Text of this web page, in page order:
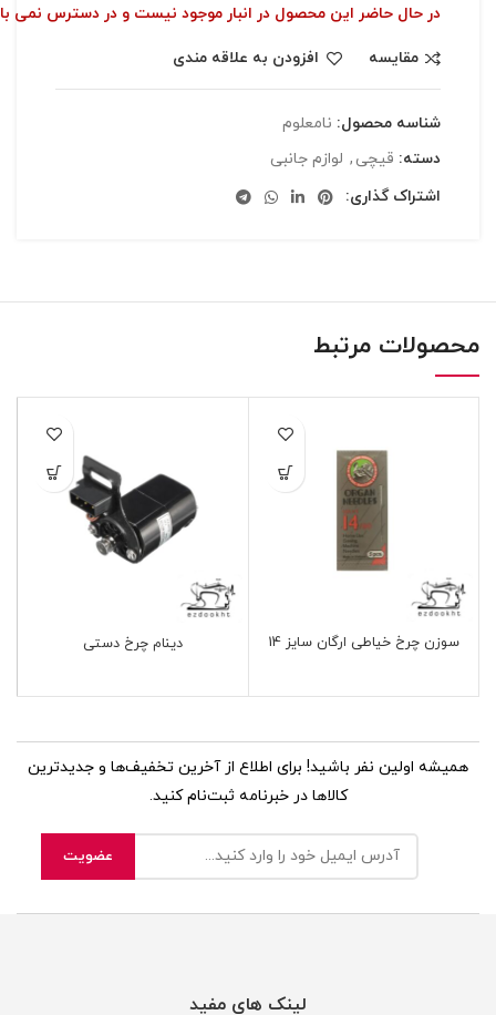
در حال حاضر این محصول در انبار موجود نیست و در دسترس نمی
مقایسه افزودن به علاقه مندی
شناسه محصول: نامعلوم
دسته: قیچی , لوازم جانبی
اشتراک گذاری:
محصولات مرتبط
سوزن چرخ خیاطی ارگان سایز 14 دینام چرخ دستی
همیشه اولین نفر باشید! برای اطلاع از آخرین تخفیف‌ها و جدیدترین
کالاها در خبرنامه ثبت‌نام کنید.
لینک های مفید